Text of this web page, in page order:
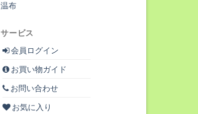
温布
サービス
会員ログイン
お買い物ガイド
お問い合わせ
お気に入り